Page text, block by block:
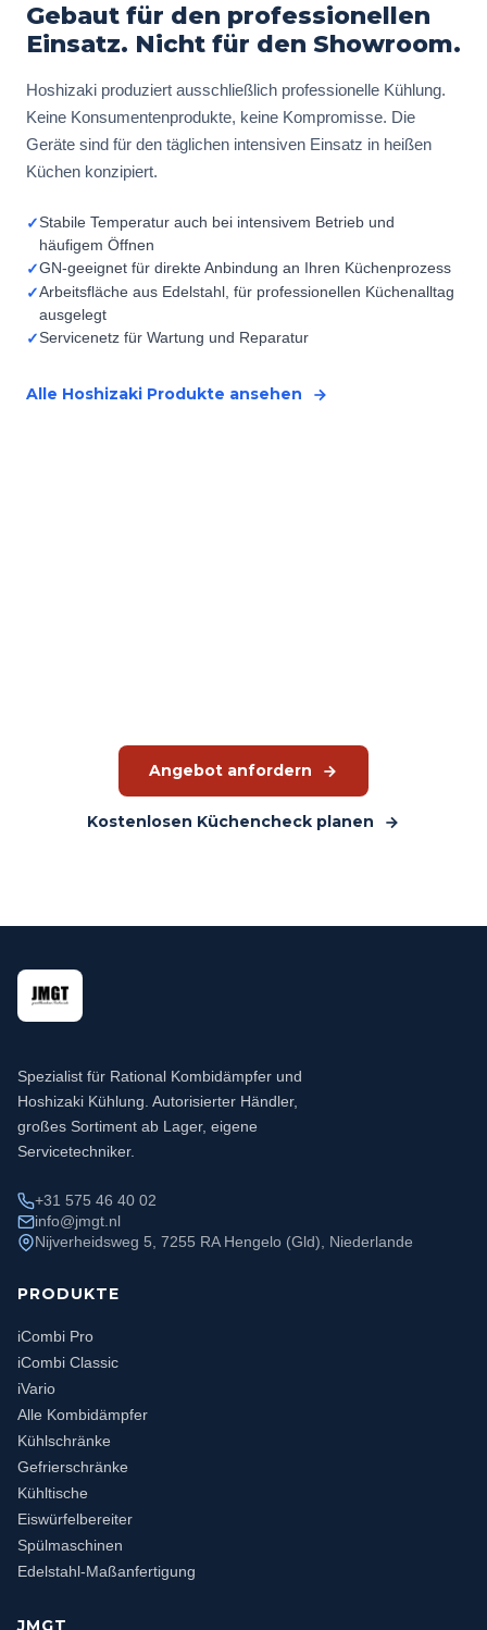
Gebaut für den professionellen
Einsatz. Nicht für den Showroom.
Hoshizaki produziert ausschließlich professionelle Kühlung.
Keine Konsumentenprodukte, keine Kompromisse. Die
Geräte sind für den täglichen intensiven Einsatz in heißen
Küchen konzipiert.
✓Stabile Temperatur auch bei intensivem Betrieb und
häufigem Öffnen
✓GN-geeignet für direkte Anbindung an Ihren Küchenprozess
✓Arbeitsfläche aus Edelstahl, für professionellen Küchenalltag
ausgelegt
✓Servicenetz für Wartung und Reparatur
Alle Hoshizaki Produkte ansehen
Angebot anfordern
Kostenlosen Küchencheck planen
Spezialist für Rational Kombidämpfer und
Hoshizaki Kühlung. Autorisierter Händler,
großes Sortiment ab Lager, eigene
Servicetechniker.
+31 575 46 40 02
info@jmgt.nl
Nijverheidsweg 5, 7255 RA Hengelo (Gld), Niederlande
PRODUKTE
iCombi Pro
iCombi Classic
iVario
Alle Kombidämpfer
Kühlschränke
Gefrierschränke
Kühltische
Eiswürfelbereiter
Spülmaschinen
Edelstahl-Maßanfertigung
JMGT